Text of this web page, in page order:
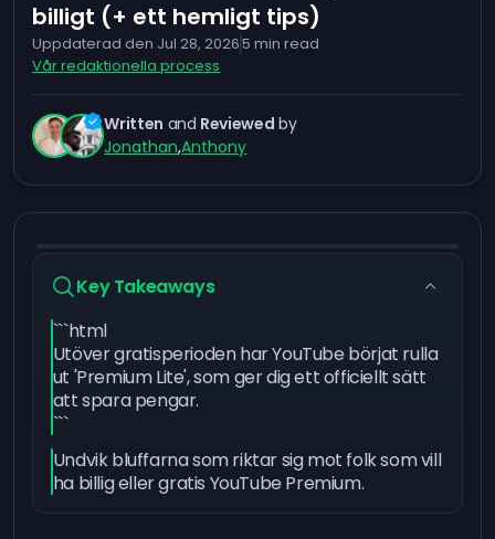
billigt (+ ett hemligt tips)
Uppdaterad den Jul 28, 20265 min read
Vår redaktionella process
Written and Reviewed by
Jonathan,Anthony
Key Takeaways
```html
Utöver gratisperioden har YouTube börjat rulla
ut 'Premium Lite', som ger dig ett officiellt sätt
att spara pengar.
```
Undvik bluffarna som riktar sig mot folk som vill
ha billig eller gratis YouTube Premium.